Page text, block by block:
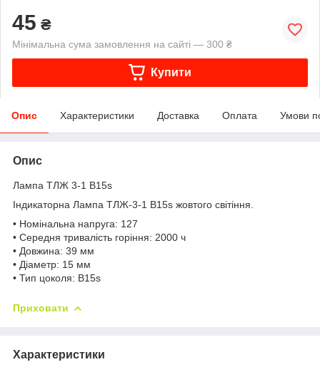
45 ₴
Мінімальна сума замовлення на сайті — 300 ₴
Купити
Опис Характеристики Доставка Оплата Умови
Опис
Лампа ТЛЖ 3-1 B15s
Індикаторна Лампа ТЛЖ-3-1 В15ѕ жовтого світіння.
• Номінальна напруга: 127
• Середня тривалість горіння: 2000 ч
• Довжина: 39 мм
• Діаметр: 15 мм
• Тип цоколя: B15s
Приховати
Характеристики